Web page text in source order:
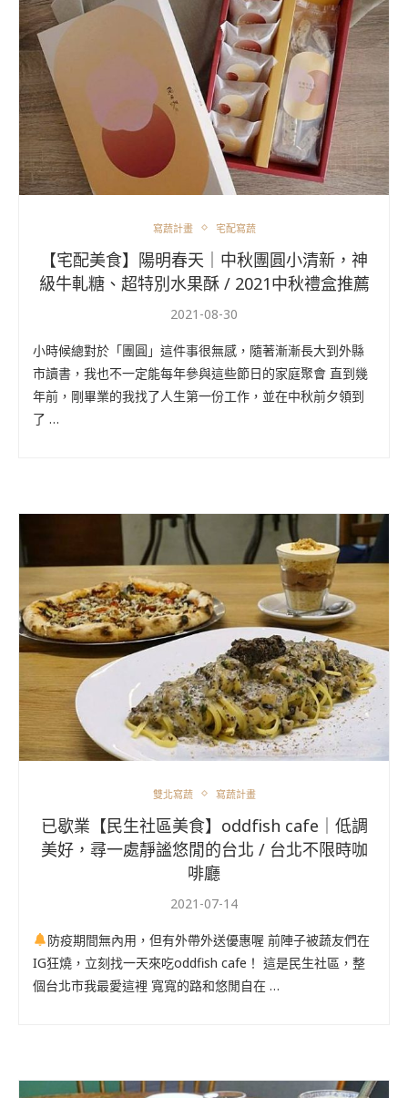
寫蔬計畫 宅配寫蔬
【宅配美食】陽明春天｜中秋團圓小清新，神
級牛軋糖、超特別水果酥 / 2021中秋禮盒推薦
2021-08-30
小時候總對於「團圓」這件事很無感，隨著漸漸長大到外縣
市讀書，我也不一定能每年參與這些節日的家庭聚會 直到幾
年前，剛畢業的我找了人生第一份工作，並在中秋前夕領到
了 …
雙北寫蔬 寫蔬計畫
已歇業【民生社區美食】oddfish cafe｜低調
美好，尋一處靜謐悠閒的台北 / 台北不限時咖
啡廳
2021-07-14
防疫期間無內用，但有外帶外送優惠喔 前陣子被蔬友們在
IG狂燒，立刻找一天來吃oddfish cafe！ 這是民生社區，整
個台北市我最愛這裡 寬寬的路和悠閒自在 …